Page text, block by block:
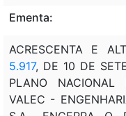
Ementa:
ACRESCENTA E
5.917, DE 10 DE
PLANO NACIONAL
VALEC -